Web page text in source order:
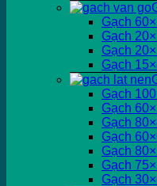
Gạch
Gạch
Gạch
Gạch
Gạch
Gạch
Gạch
Gạch
Gạch
Gạch
Gạch